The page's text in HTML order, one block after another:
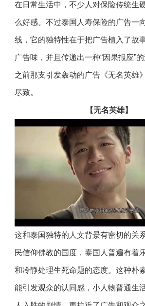
在日常生活中，不少人对保险传统生
么好感。不过泰国人寿保险的广告一
线，它的独特性在于把广告植入了故
广告味，并且传递出一种“因果报应”
之前那支引发轰动的广告《无名英雄
尽致。
【无名英雄】
这和泰国独特的人文背景有密切的关
民信仰佛教的国度，泰国人普遍有着
和冷静处理生死命题的态度。这种朴
能引发观众的认同感，小人物普通生